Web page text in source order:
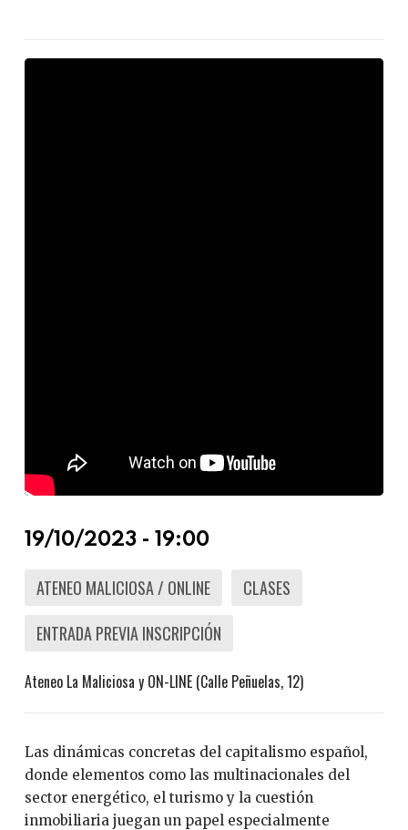
19/10/2023 - 19:00
ATENEO MALICIOSA / ONLINE
CLASES
ENTRADA PREVIA INSCRIPCIÓN
Ateneo La Maliciosa y ON-LINE (Calle Peñuelas, 12)
Las dinámicas concretas del capitalismo español,
donde elementos como las multinacionales del
sector energético, el turismo y la cuestión
inmobiliaria juegan un papel especialmente